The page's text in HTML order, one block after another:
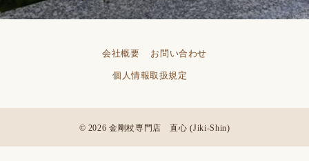
会社概要 お問い合わせ
個人情報取扱規定
© 2026金剛杖専門店 直心 (Jiki-Shin)